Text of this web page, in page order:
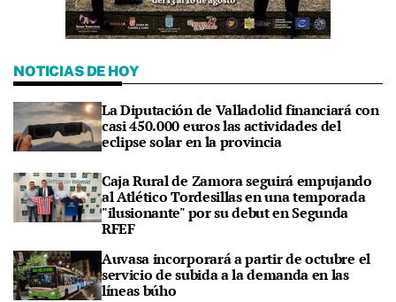
NOTICIAS DE HOY
La Diputación de Valladolid financiará con
casi 450.000 euros las actividades del
eclipse solar en la provincia
Caja Rural de Zamora seguirá empujando
al Atlético Tordesillas en una temporada
"ilusionante" por su debut en Segunda
RFEF
Auvasa incorporará a partir de octubre el
servicio de subida a la demanda en las
líneas búho